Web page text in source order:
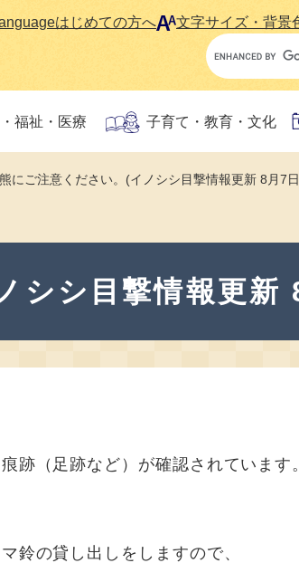
はじめての方へ 文字サイズ・背景
Google
カ
ス
ム
検
索
福祉・医療 子育て・教育・文化
熊にご注意ください。(イノシシ目撃情報更新 8月7
シシ目撃情報更新
跡（足跡など）が確認されています
鈴の貸し出しをしますので、